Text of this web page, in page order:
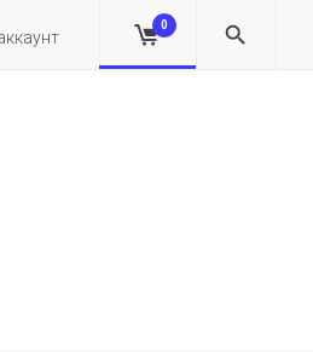
0